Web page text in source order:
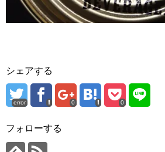
シェアする
error 0 0
フォローする